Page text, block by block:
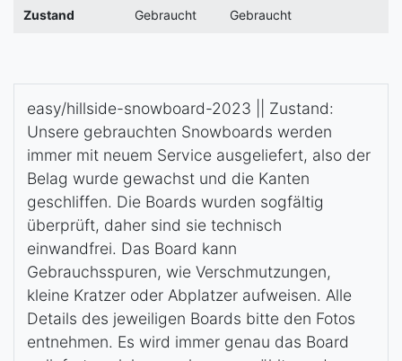
Zustand Gebraucht Gebraucht
easy/hillside-snowboard-2023 || Zustand:
Unsere gebrauchten Snowboards werden
immer mit neuem Service ausgeliefert, also der
Belag wurde gewachst und die Kanten
geschliffen. Die Boards wurden sogfältig
überprüft, daher sind sie technisch
einwandfrei. Das Board kann
Gebrauchsspuren, wie Verschmutzungen,
kleine Kratzer oder Abplatzer aufweisen. Alle
Details des jeweiligen Boards bitte den Fotos
entnehmen. Es wird immer genau das Board